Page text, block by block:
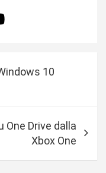
10
One Drive dalla
Xbox One